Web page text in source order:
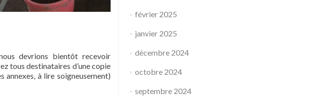
devrions bientôt recevoir
tous destinataires d’une copie
annexes, à lire soigneusement)
février 2025
janvier 2025
décembre 2024
octobre 2024
septembre 2024